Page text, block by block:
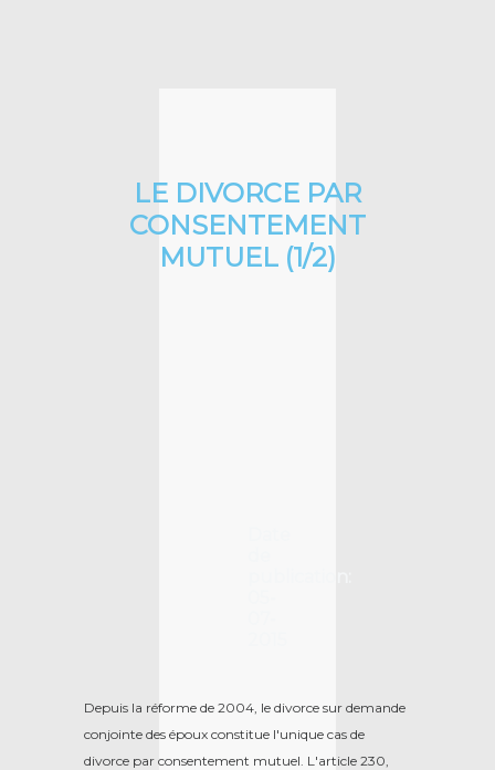
LE DIVORCE PAR
CONSENTEMENT
MUTUEL (1/2)
Depuis la réforme de 2004, le divorce sur demande
conjointe des époux constitue l'unique cas de
divorce par consentement mutuel. L'article 230,